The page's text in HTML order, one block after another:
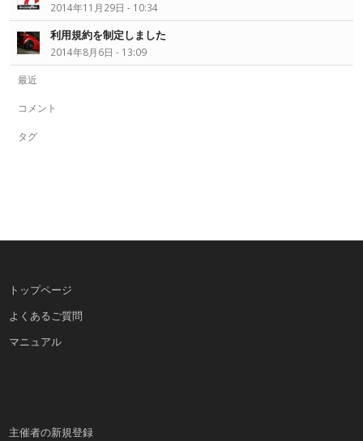
2014年11月29日 - 10:34
利用規約を制定しました
2014年8月6日 - 13:09
最近
コメント
タグ
トップページ
よくあるご質問
マニュアル
主催者の新規登録